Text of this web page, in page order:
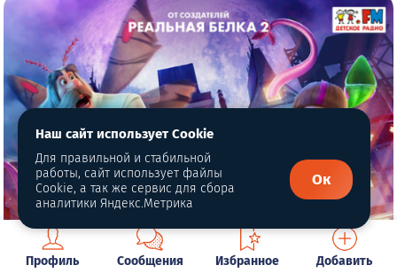
Профиль Сообщения Избранное Добавить
Наш сайт использует Cookie
Для правильной и стабильной
работы, сайт использует файлы
Cookie, а так же сервис для сбора
аналитики Яндекс.Метрика
Ок